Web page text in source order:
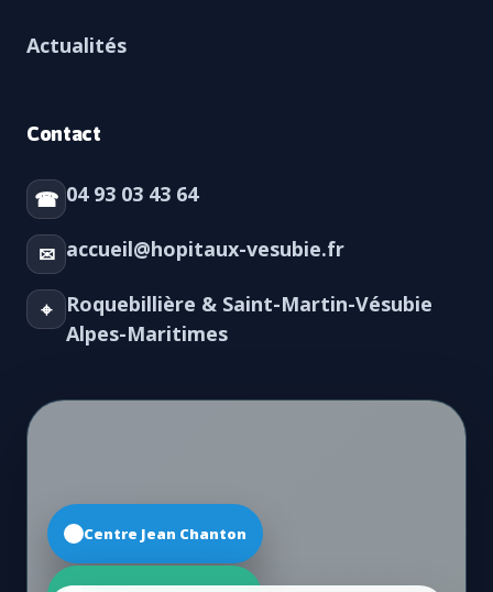
Actualités
Contact
☎ 04 93 03 43 64
✉ accueil@hopitaux-vesubie.fr
⌖
Roquebillière & Saint-Martin-Vésubie
Alpes-Maritimes
Centre Jean Chanton